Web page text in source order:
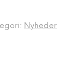
Nyheder